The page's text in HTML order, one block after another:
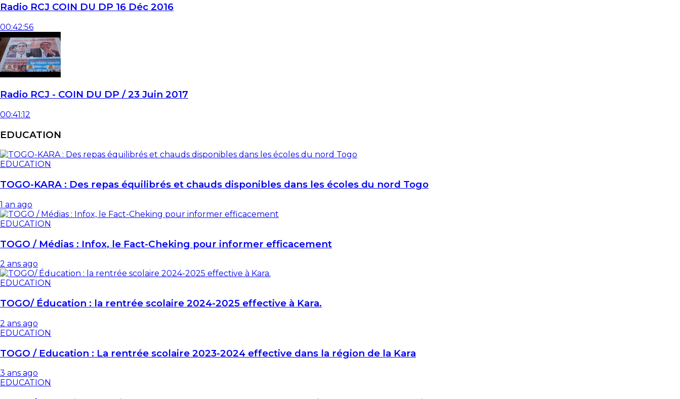
Radio RCJ COIN DU DP 16 Déc 2016
00:42:56
Radio RCJ - COIN DU DP / 23 Juin 2017
00:41:12
EDUCATION
EDUCATION
TOGO-KARA : Des repas équilibrés et chauds disponibles dans les écoles du nord Togo
1 an ago
EDUCATION
TOGO / Médias : Infox, le Fact-Cheking pour informer efficacement
2 ans ago
EDUCATION
TOGO/ Éducation : la rentrée scolaire 2024-2025 effective à Kara.
2 ans ago
EDUCATION
TOGO / Education : La rentrée scolaire 2023-2024 effective dans la région de la Kara
3 ans ago
EDUCATION